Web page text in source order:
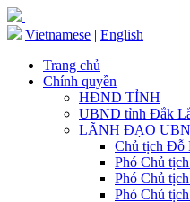
Vietnamese | English
Trang chủ
Chính quyền
HĐND TỈNH
UBND tỉnh Đắk
LÃNH ĐẠO
Chủ tịch Đỗ
Phó Chủ
Phó Chủ
Phó Chủ